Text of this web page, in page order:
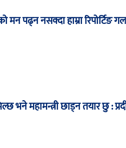
मन पढ्न नसक्दा हाम्रा
भने महामन्त्री छाड्न तयार छु :